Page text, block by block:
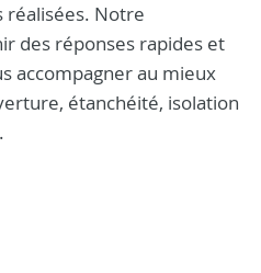
réalisées. Notre
des réponses rapides et
accompagner au mieux
étanchéité, isolation